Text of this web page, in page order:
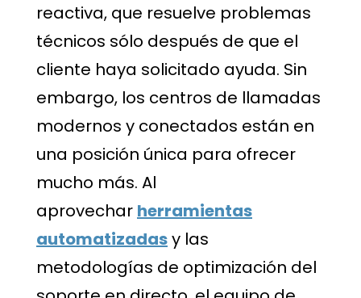
reactiva, que resuelve problemas
técnicos sólo después de que el
cliente haya solicitado ayuda. Sin
embargo, los centros de llamadas
modernos y conectados están en
una posición única para ofrecer
mucho más. Al
aprovechar herramientas
automatizadasy las
metodologías de optimización del